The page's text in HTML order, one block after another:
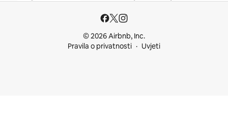
© 2026 Airbnb, Inc.
Pravila o privatnosti
Uvjeti